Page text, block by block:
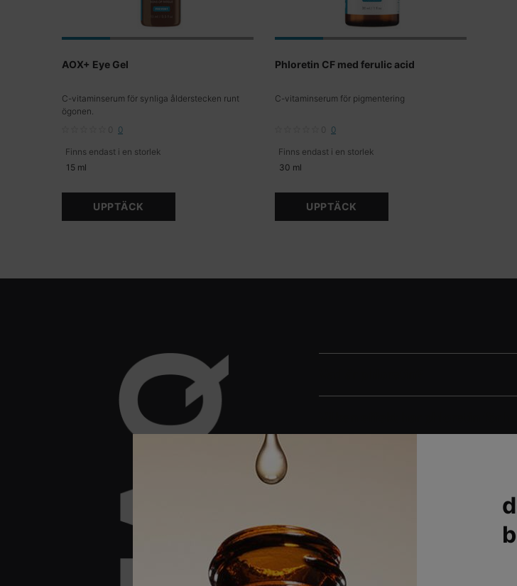
AOX+ Eye Gel
C-vitaminserum för synliga ålderstecken runt
ögonen.
0
Finns endast i en storlek
15 ml
UPPTÄCK
Phloretin CF med ferulic acid
C-vitaminserum för pigmentering
0
Finns endast i en storlek
30 ml
UPPTÄCK
Kan phloretin kombineras med
Kan phloretin kombineras med